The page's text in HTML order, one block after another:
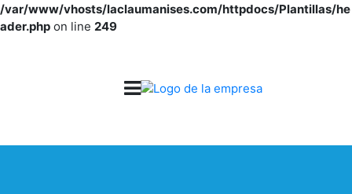
/var/www/vhosts/laclaumanises.com/httpdocs/Plantillas/he
ader.php on line 249